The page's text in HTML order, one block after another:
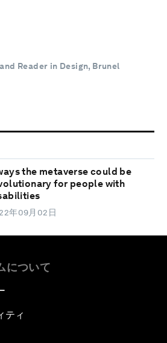
Reader in Design, Brunel
the metaverse could be
for people with
年09月02日
について
ティ